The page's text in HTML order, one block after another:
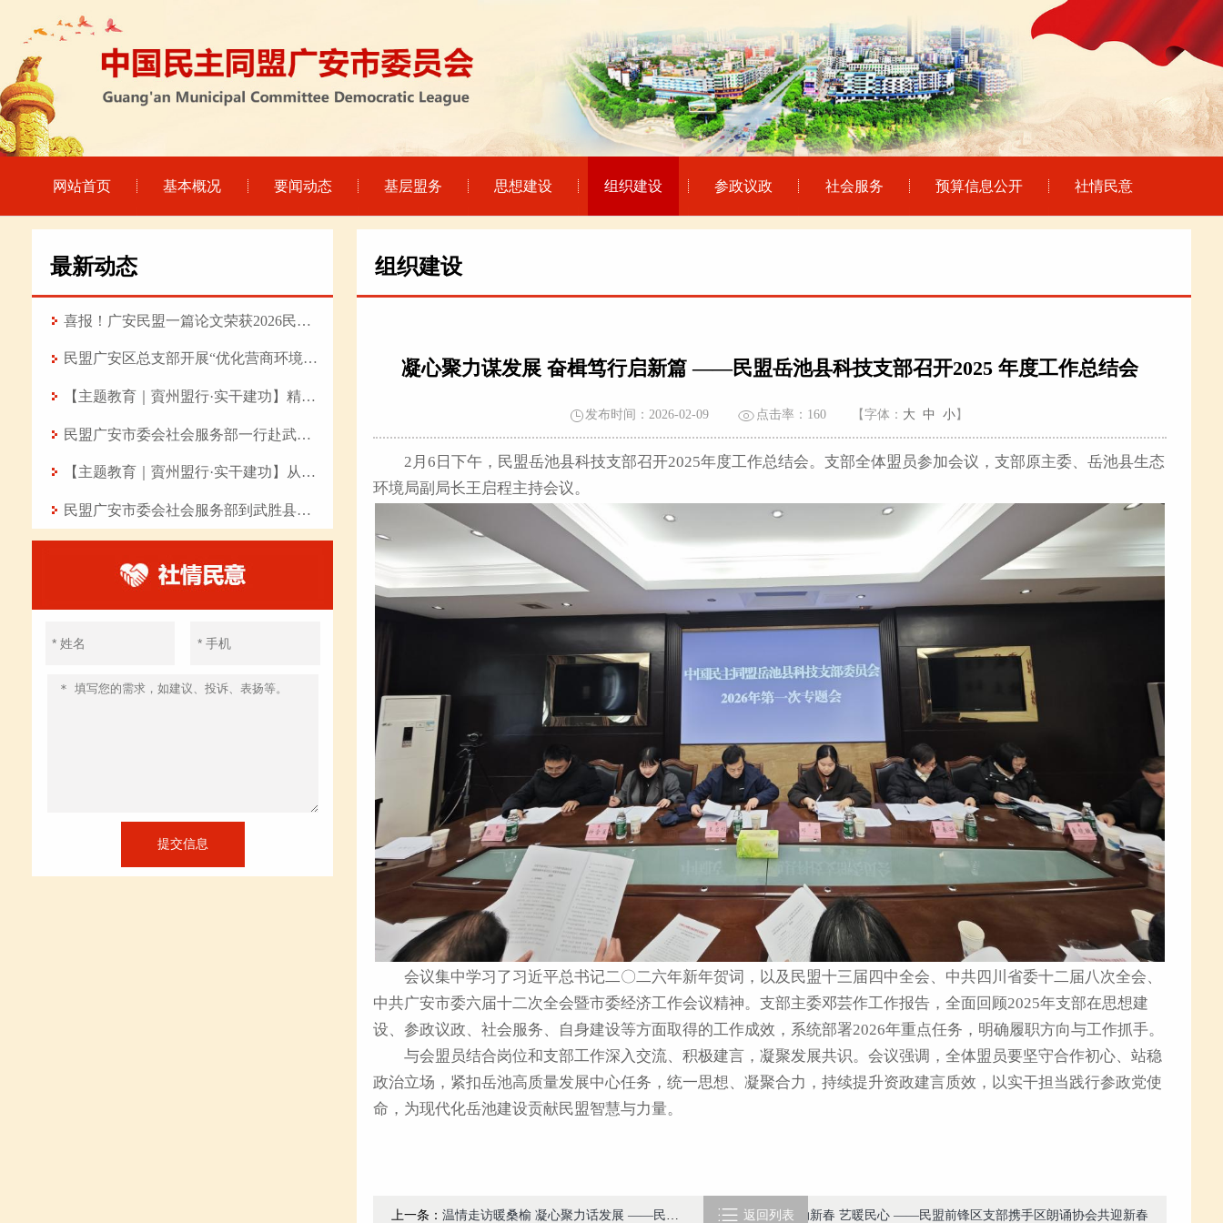
网站首页 基本概况 要闻动态 基层盟务 思想建设 组织建设 参政议政 社会服务 预算信息公开 社情民意
最新动态
喜报！广安民盟一篇论文荣获2026民盟科技 论坛优秀论文
民盟广安区总支部开展“优化营商环境赋能产业强基 推动高质量发展”专题调研
【主题教育｜賨州盟行·实干建功】精研医术守初心 履职担当践使命——记民盟盟员、武胜县中医医院普外科主治医师陈旭
民盟广安市委会社会服务部一行赴武胜县开展“八一”慰问活动
【主题教育｜賨州盟行·实干建功】从七点四十分的坚守到曲艺课堂的传承——记民盟盟员、岳池县东湖幼儿园教师张丽华
民盟广安市委会社会服务部到武胜县开展爱心助学活动
组织建设
凝心聚力谋发展 奋楫笃行启新篇 ——民盟岳池县科技支部召开2025 年度工作总结会
发布时间：2026-02-09 点击率： 160 【字体： 大 中 小 】
2月6日下午，民盟岳池县科技支部召开2025年度工作总结会。支部全体盟员参加会议，支部原主委、岳池县生态
环境局副局长王启程主持会议。
会议集中学习了习近平总书记二〇二六年新年贺词，以及民盟十三届四中全会、中共四川省委十二届八次全会、
中共广安市委六届十二次全会暨市委经济工作会议精神。支部主委邓芸作工作报告，全面回顾2025年支部在思想建
设、参政议政、社会服务、自身建设等方面取得的工作成效，系统部署2026年重点任务，明确履职方向与工作抓手。
与会盟员结合岗位和支部工作深入交流、积极建言，凝聚发展共识。会议强调，全体盟员要坚守合作初心、站稳
政治立场，紧扣岳池高质量发展中心任务，统一思想、凝聚合力，持续提升资政建言质效，以实干担当践行参政党使
命，为现代化岳池建设贡献民盟智慧与力量。
上一条：温情走访暖桑榆 凝心聚力话发展 ——民盟岳池县委会走访慰问退休盟员  返回列表
下一条：声动新春 艺暖民心 ——民盟前锋区支部携手区朗诵协会共迎新春